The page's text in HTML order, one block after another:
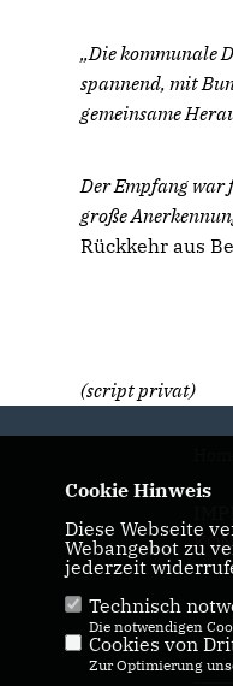
Die kommunale
spannend, mit
gemeinsame
Der Empfang war
große
Rückkehr aus
(script privat)
Cookie Hinweis
Diese Webseite
Webangebot zu
jederzeit
Technisch
Die notwendigen
Cookies von
Zur Optimierung